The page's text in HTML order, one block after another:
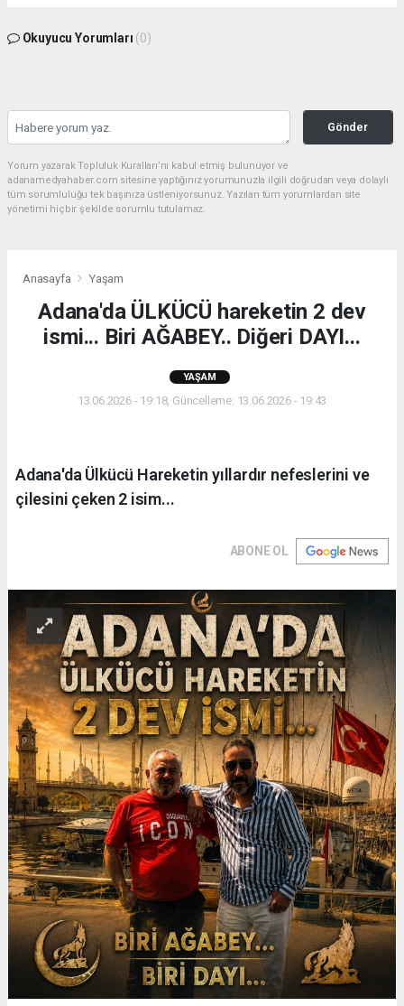
Okuyucu Yorumları (0)
Gönder
Yorum yazarak Topluluk Kuralları’nı kabul etmiş bulunuyor ve
adanamedyahaber.com sitesine yaptığınız yorumunuzla ilgili doğrudan veya dolaylı
tüm sorumluluğu tek başınıza üstleniyorsunuz. Yazılan tüm yorumlardan site
yönetimi hiçbir şekilde sorumlu tutulamaz.
Anasayfa Yaşam
Adana'da ÜLKÜCÜ hareketin 2 dev
ismi... Biri AĞABEY.. Diğeri DAYI...
YAŞAM
13.06.2026 - 19:18, Güncelleme: 13.06.2026 - 19:43
Adana'da Ülkücü Hareketin yıllardır nefeslerini ve
çilesini çeken 2 isim...
ABONE OL